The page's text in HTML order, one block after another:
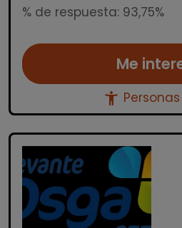
% de respuesta: 93,75%
Me
accessibility_new